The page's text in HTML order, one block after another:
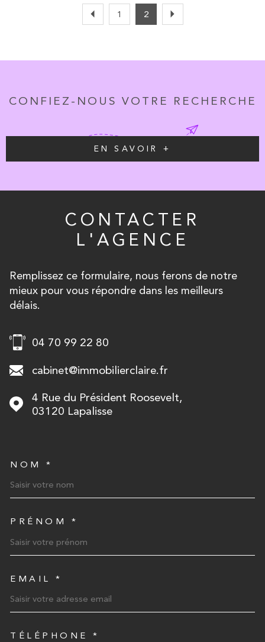
1 2
CONFIEZ-NOUS VOTRE RECHERCHE
EN SAVOIR +
CONTACTER
L'AGENCE
Remplissez ce formulaire, nous ferons de notre
mieux pour vous répondre dans les meilleurs
délais.
04 70 99 22 80
cabinet@immobilierclaire.fr
4 Rue du Président Roosevelt,
03120
Lapalisse
NOM *
PRÉNOM *
EMAIL *
TÉLÉPHONE *